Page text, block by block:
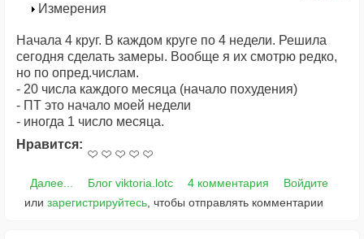
Измерения
Начала 4 круг. В каждом круге по 4 недели. Решила
сегодня сделать замеры. Вообще я их смотрю редко,
но по опред.числам.
- 20 числа каждого месяца (начало похудения)
- ПТ это начало моей недели
- иногда 1 число месяца.
Нравится:
Далее... Блог viktoria.lotc 4 комментария
Войдите
или зарегистрируйтесь , чтобы отправлять комментарии